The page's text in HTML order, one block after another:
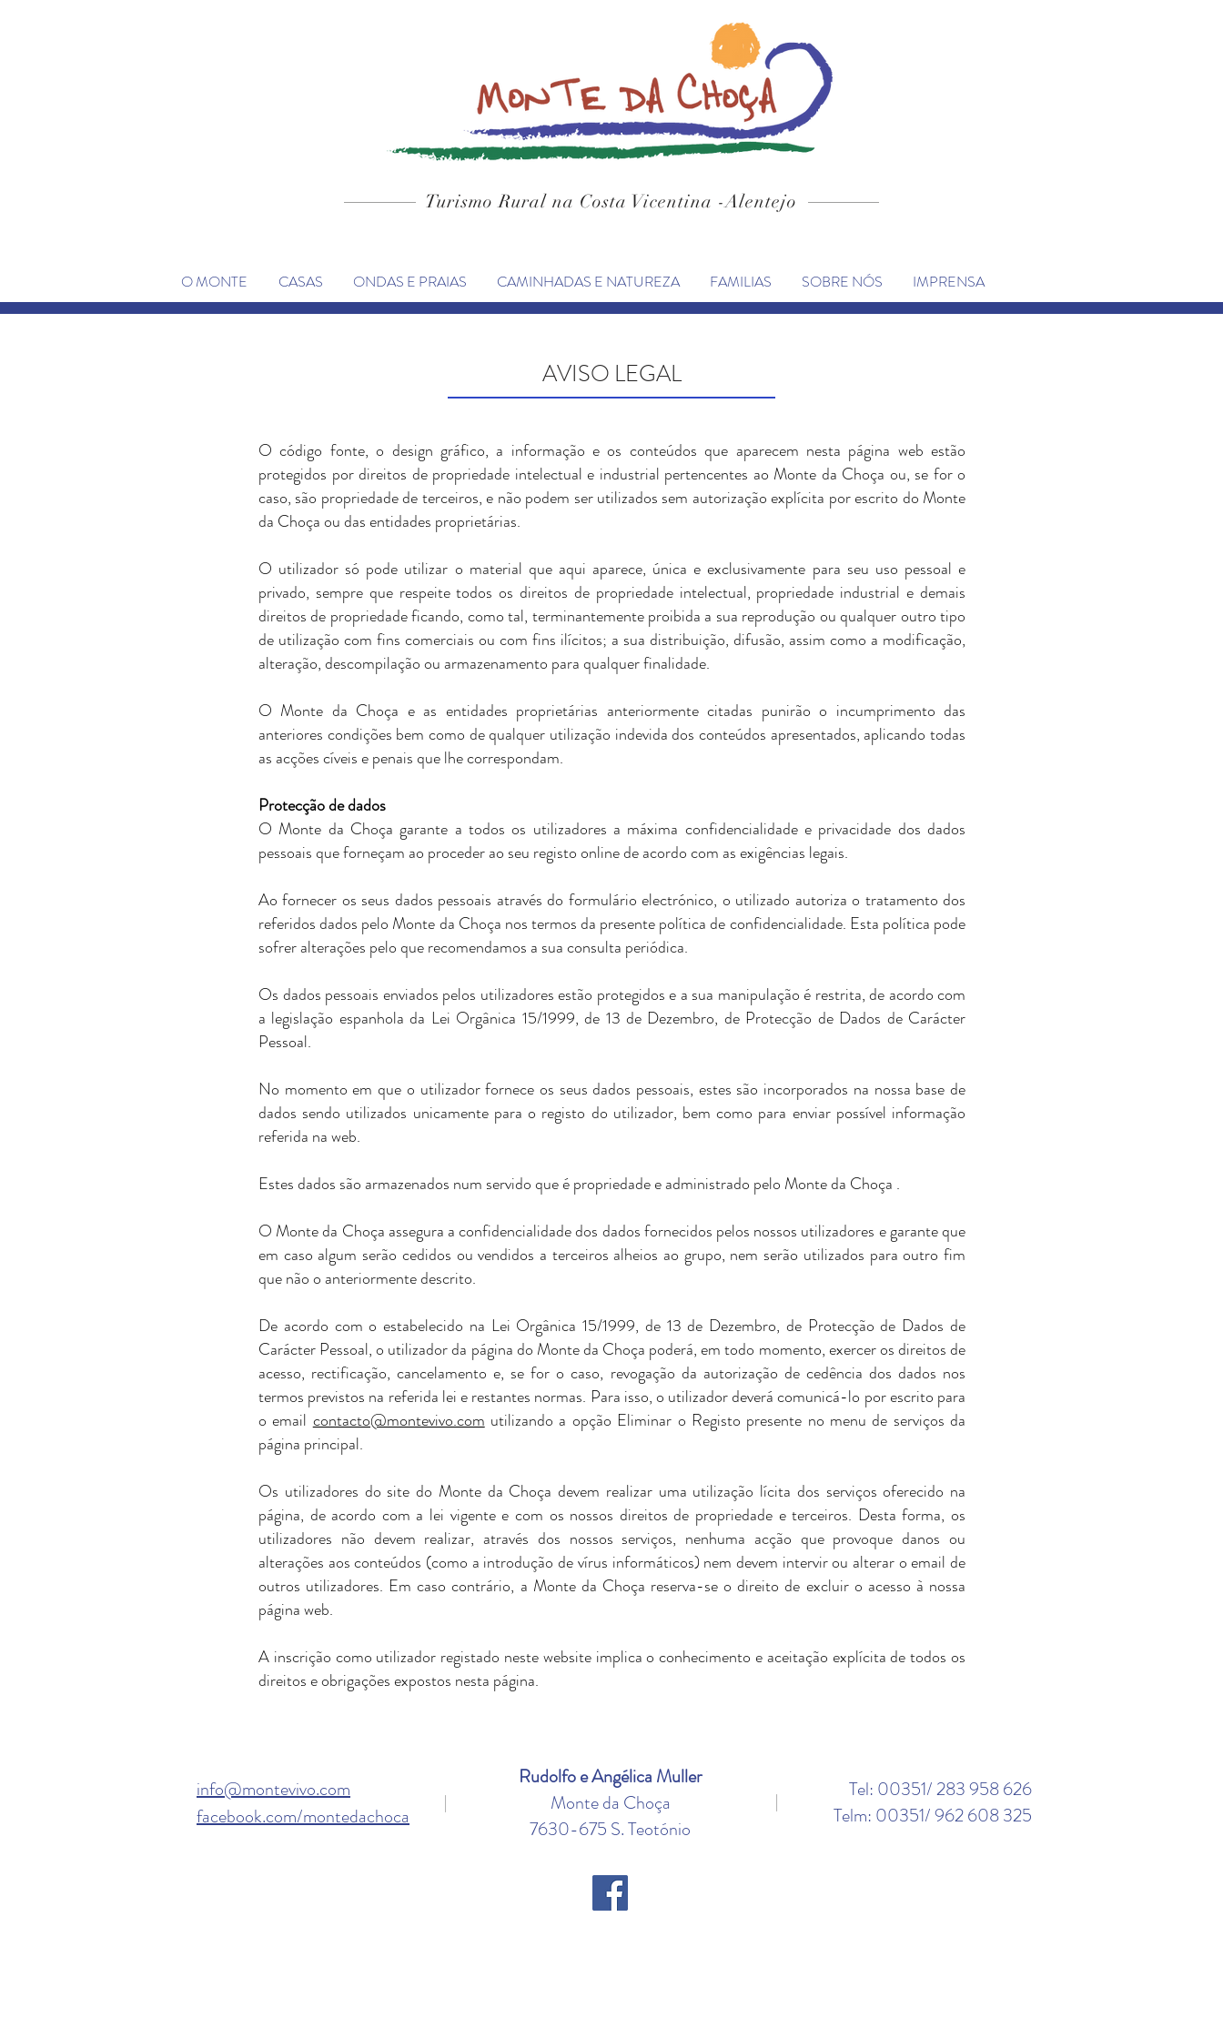
Turismo Rural na Costa Vicentina -Alentejo
O MONTE CASAS ONDAS E PRAIAS CAMINHADAS E NATUREZA FAMILIAS SOBRE NÓS IMPRENSA
AVISO LEGAL
O código fonte, o design gráfico, a informação e os conteúdos que aparecem nesta página web estão
protegidos por direitos de propriedade intelectual e industrial pertencentes ao Monte da Choça ou, se for o
caso, são propriedade de terceiros, e não podem ser utilizados sem autorização explícita por escrito do Monte
da Choça ou das entidades proprietárias.
O utilizador só pode utilizar o material que aqui aparece, única e exclusivamente para seu uso pessoal e
privado, sempre que respeite todos os direitos de propriedade intelectual, propriedade industrial e demais
direitos de propriedade ficando, como tal, terminantemente proibida a sua reprodução ou qualquer outro tipo
de utilização com fins comerciais ou com fins ilícitos; a sua distribuição, difusão, assim como a modificação,
alteração, descompilação ou armazenamento para qualquer finalidade.
O Monte da Choça e as entidades proprietárias anteriormente citadas punirão o incumprimento das
anteriores condições bem como de qualquer utilização indevida dos conteúdos apresentados, aplicando todas
as acções cíveis e penais que lhe correspondam.
Protecção de dados
O Monte da Choça garante a todos os utilizadores a máxima confidencialidade e privacidade dos dados
pessoais que forneçam ao proceder ao seu registo online de acordo com as exigências legais.
Ao fornecer os seus dados pessoais através do formulário electrónico, o utilizado autoriza o tratamento dos
referidos dados pelo Monte da Choça nos termos da presente política de confidencialidade. Esta política pode
sofrer alterações pelo que recomendamos a sua consulta periódica.
Os dados pessoais enviados pelos utilizadores estão protegidos e a sua manipulação é restrita, de acordo com
a legislação espanhola da Lei Orgânica 15/1999, de 13 de Dezembro, de Protecção de Dados de Carácter
Pessoal.
No momento em que o utilizador fornece os seus dados pessoais, estes são incorporados na nossa base de
dados sendo utilizados unicamente para o registo do utilizador, bem como para enviar possível informação
referida na web.
Estes dados são armazenados num servido que é propriedade e administrado pelo Monte da Choça .
O Monte da Choça assegura a confidencialidade dos dados fornecidos pelos nossos utilizadores e garante que
em caso algum serão cedidos ou vendidos a terceiros alheios ao grupo, nem serão utilizados para outro fim
que não o anteriormente descrito.
De acordo com o estabelecido na Lei Orgânica 15/1999, de 13 de Dezembro, de Protecção de Dados de
Carácter Pessoal, o utilizador da página do Monte da Choça poderá, em todo momento, exercer os direitos de
acesso, rectificação, cancelamento e, se for o caso, revogação da autorização de cedência dos dados nos
termos previstos na referida lei e restantes normas. Para isso, o utilizador deverá comunicá-lo por escrito para
o email contacto@montevivo.com utilizando a opção Eliminar o Registo presente no menu de serviços da
página principal.
Os utilizadores do site do Monte da Choça devem realizar uma utilização lícita dos serviços oferecido na
página, de acordo com a lei vigente e com os nossos direitos de propriedade e terceiros. Desta forma, os
utilizadores não devem realizar, através dos nossos serviços, nenhuma acção que provoque danos ou
alterações aos conteúdos (como a introdução de vírus informáticos) nem devem intervir ou alterar o email de
outros utilizadores. Em caso contrário, a Monte da Choça reserva-se o direito de excluir o acesso à nossa
página web.
A inscrição como utilizador registado neste website implica o conhecimento e aceitação explícita de todos os
direitos e obrigações expostos nesta página.
info@montevivo.com
facebook.com/montedachoca
|
Rudolfo e Angélica Muller
Monte da Choça
7630-675 S. Teotónio
|
Tel: 00351/ 283 958 626
Telm: 00351/ 962 608 325